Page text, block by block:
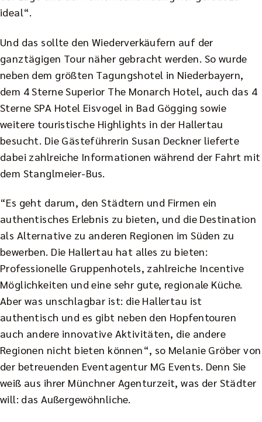
ideal“.
Und das sollte den Wiederverkäufern auf der
ganztägigen Tour näher gebracht werden. So wurde
neben dem größten Tagungshotel in Niederbayern,
dem 4 Sterne Superior The Monarch Hotel, auch das 4
Sterne SPA Hotel Eisvogel in Bad Gögging sowie
weitere touristische Highlights in der Hallertau
besucht. Die Gästeführerin Susan Deckner lieferte
dabei zahlreiche Informationen während der Fahrt mit
dem Stanglmeier-Bus.
“Es geht darum, den Städtern und Firmen ein
authentisches Erlebnis zu bieten, und die Destination
als Alternative zu anderen Regionen im Süden zu
bewerben. Die Hallertau hat alles zu bieten:
Professionelle Gruppenhotels, zahlreiche Incentive
Möglichkeiten und eine sehr gute, regionale Küche.
Aber was unschlagbar ist: die Hallertau ist
authentisch und es gibt neben den Hopfentouren
auch andere innovative Aktivitäten, die andere
Regionen nicht bieten können“, so Melanie Gröber von
der betreuenden Eventagentur MG Events. Denn Sie
weiß aus ihrer Münchner Agenturzeit, was der Städter
will: das Außergewöhnliche.